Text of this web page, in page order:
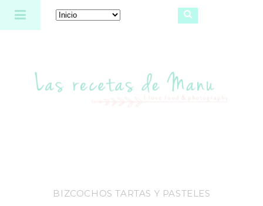
Las recetas de Manu
BIZCOCHOS TARTAS Y PASTELES